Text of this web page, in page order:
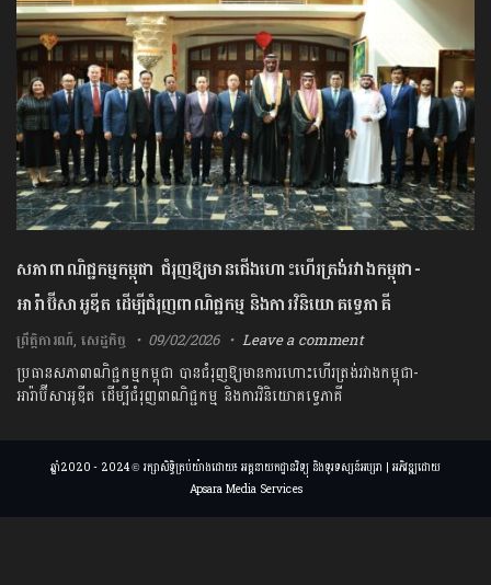
សភាពាណិជ្ជកម្មកម្ពុជា ជំរុញឱ្យមានជើងហោះហើរត្រង់រវាងកម្ពុជា-
អារ៉ាប៊ីសាអូឌីត ដើម្បីជំរុញពាណិជ្ជកម្ម​ និងការវិនិយោគទ្វេភាគី
ព្រឹត្តិការណ៍,សេដ្ឋកិច្ច 09/02/2026 Leave a comment
ប្រធានសភាពាណិជ្ជកម្មកម្ពុជា បានជំរុញឱ្យមានការហោះហើរត្រង់រវាងកម្ពុជា-
អារ៉ាប៊ីសាអូឌីត ដើម្បីជំរុញពាណិជ្ជកម្ម​ និងការវិនិយោគទ្វេភាគី​
ឆ្នាំ2020 - 2024 © រក្សាសិទ្ធិគ្រប់យ៉ាងដោយ៖ អគ្គនាយកដ្ឋានវិទ្យុ និងទូរទស្សន៍អប្សរា | អភិវឌ្ឍដោយ
Apsara Media Services